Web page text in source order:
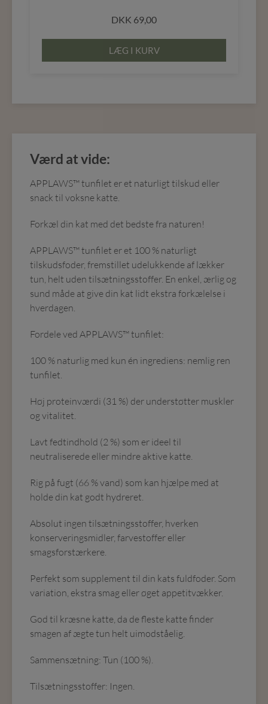
DKK 69,00
LÆG I KURV
Værd at vide:
APPLAWS™ tunfilet er et naturligt tilskud eller
snack til voksne katte.
Forkæl din kat med det bedste fra naturen!
APPLAWS™ tunfilet er et 100 % naturligt
tilskudsfoder, fremstillet udelukkende af lækker
tun, helt uden tilsætningsstoffer. En enkel, ærlig og
sund måde at give din kat lidt ekstra forkælelse i
hverdagen.
Fordele ved APPLAWS™ tunfilet:
100 % naturlig med kun én ingrediens: nemlig ren
tunfilet.
Høj proteinværdi (31 %) der understøtter muskler
og vitalitet.
Lavt fedtindhold (2 %) som er ideel til
neutraliserede eller mindre aktive katte.
Rig på fugt (66 % vand) som kan hjælpe med at
holde din kat godt hydreret.
Absolut ingen tilsætningsstoffer, hverken
konserveringsmidler, farvestoffer eller
smagsforstærkere.
Perfekt som supplement til din kats fuldfoder. Som
variation, ekstra smag eller øget appetitvækker.
God til kræsne katte, da de fleste katte finder
smagen af ægte tun helt uimodståelig.
Sammensætning: Tun (100 %).
Tilsætningsstoffer: Ingen.